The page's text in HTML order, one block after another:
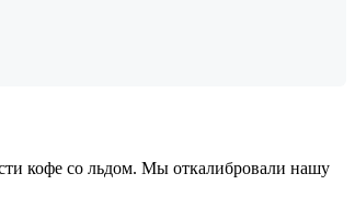
кофе со льдом. Мы откалибровали нашу